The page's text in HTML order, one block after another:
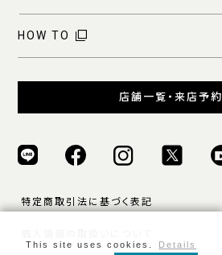
HOW TO
店舗一覧・来店予約
特定商取引法に基づく表記
This site uses cookies. Details